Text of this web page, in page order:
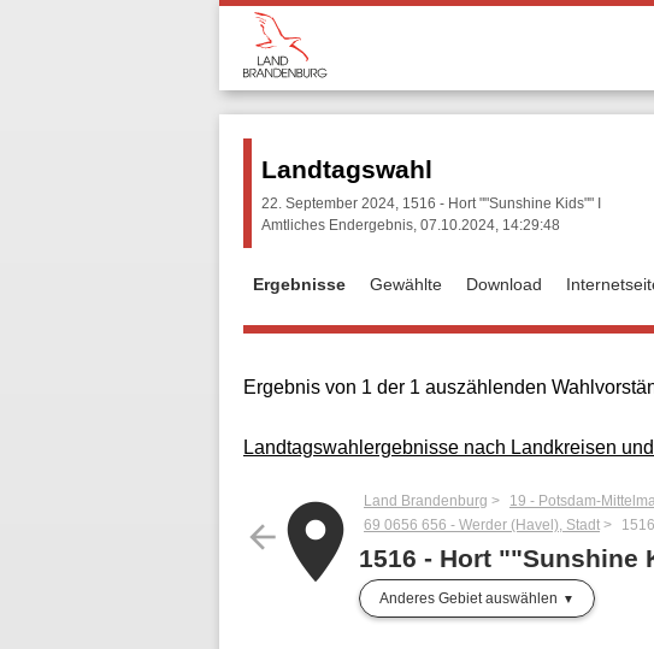
Landtagswahl
22. September 2024, 1516 - Hort ""Sunshine Kids"" I
Amtliches Endergebnis, 07.10.2024, 14:29:48
Ergebnisse Gewählte Download
Ergebnis von 1 der 1 auszählenden
Landtagswahlergebnisse nach Landkreisen
arrow_backplaceLand Brandenburg
19 - Potsdam-
69 0656 656 - Werder (Havel), Stadt
1516 - Hort ""Sunshine
Anderes Gebiet auswählen